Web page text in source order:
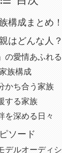
構成まとめ！
はどんな人？
の愛情あふれ
族構成
かち合う家族
する家族
を深める日々
ソード
デルオーディ